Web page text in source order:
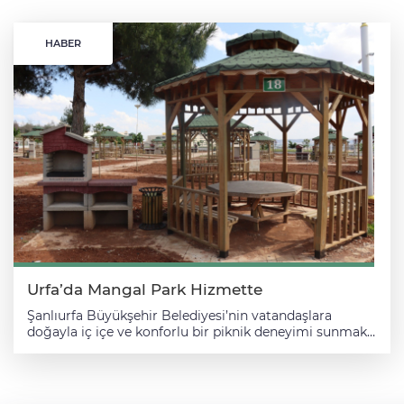
HABER
Urfa’da Mangal Park Hizmette
Şanlıurfa Büyükşehir Belediyesi’nin vatandaşlara
doğayla iç içe ve konforlu bir piknik deneyimi sunmak